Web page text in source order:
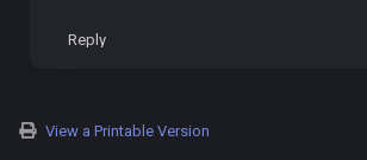
Reply
View a Printable Version